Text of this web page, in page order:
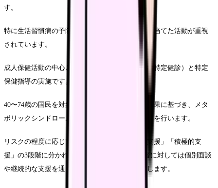
す。
特に生活習慣病の予防や管理、介護予防に焦点を当てた活動が重視
されています。
成人保健活動の中心となるのは、特定健康診査（特定健診）と特定
保健指導の実施です。
40〜74歳の国民を対象に実施される特定健診の結果に基づき、メタ
ボリックシンドロームのリスクに応じた保健指導を行います。
リスクの程度に応じて「情報提供」「動機づけ支援」「積極的支
援」の3段階に分かれており、特にハイリスク者に対しては個別面談
や継続的な支援を通じて、生活習慣の改善を促します。